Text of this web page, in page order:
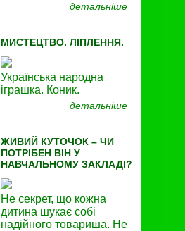
детальніше
МИСТЕЦТВО. ЛІПЛЕННЯ.
Українська народна
іграшка. Коник.
детальніше
ЖИВИЙ КУТОЧОК – ЧИ
ПОТРІБЕН ВІН У
НАВЧАЛЬНОМУ ЗАКЛАДІ?
Не секрет, що кожна
дитина шукає собі
надійного товариша. Не